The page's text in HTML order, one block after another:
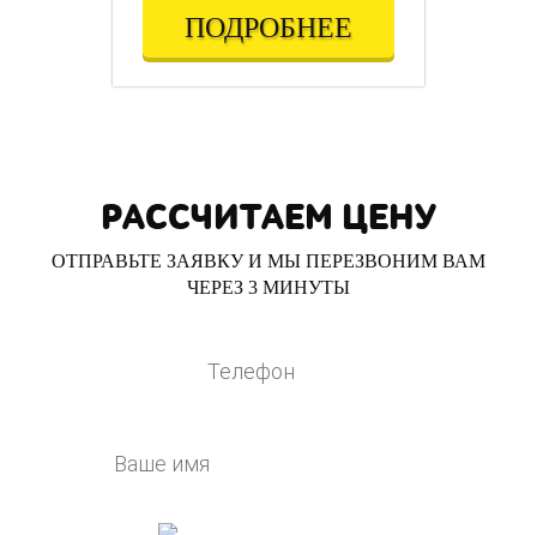
ПОДРОБНЕЕ
РАССЧИТАЕМ ЦЕНУ
ОТПРАВЬТЕ ЗАЯВКУ И МЫ ПЕРЕЗВОНИМ ВАМ
ЧЕРЕЗ 3 МИНУТЫ